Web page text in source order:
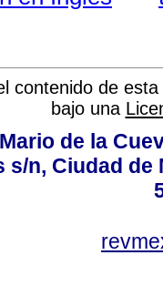
contenido de
bajo una
de la
s/n, Ciudad de